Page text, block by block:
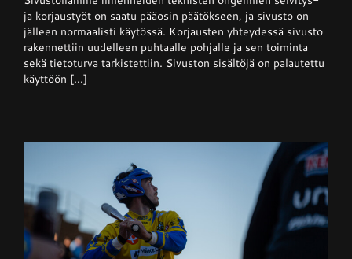
normaalisti
käytössä
ja korjaustyöt on saatu pääosin päätökseen, ja sivusto on
jälleen normaalisti käytössä. Korjausten yhteydessä sivusto
rakennettiin uudelleen puhtaalle pohjalle ja sen toiminta
sekä tietoturva tarkistettiin. Sivuston sisältöjä on palautettu
käyttöön [...]